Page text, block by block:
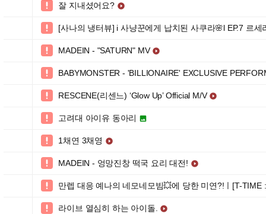
 잘 지내셨어요? 
 [사나의 냉터뷰] i 사냥꾼에게 납치된 사쿠라🌸l EP.7 르세
 MADEIN - "SATURN" MV 
 BABYMONSTER - 'BILLIONAIRE' EXCLUSIVE
 RESCENE(리센느) ‘Glow Up’ Official M/V 
 고려대 아이유 동아리 
 1채연 3채영 
 MADEIN - 엉망진창 떡국 요리 대전! 
 만렙 대응 예나의 네모네모빔💥에 당한 미연?!ㅣ[T-TIME
 라이브 열심히 하는 아이돌. 